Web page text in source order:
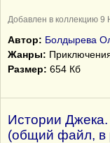
Добавлен в коллекцию 9
Автор: Болдырева
Жанры:
Размер: 654 Кб
Истории
(общий файл, в